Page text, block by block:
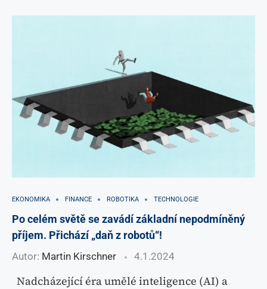
EKONOMIKA FINANCE ROBOTIKA TECHNOLOGIE
Po celém světě se zavádí základní nepodmíněný
příjem. Přichází „daň z robotů“!
Autor: Martin Kirschner 4.1.2024
Nadcházející éra umělé inteligence (AI) a